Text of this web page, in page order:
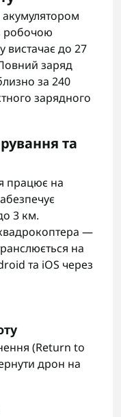
робочою
вистачає до 27
заряд
за 240
зарядного
та
працює на
3 км.
—
на
та iOS через
(Return to
дрон на